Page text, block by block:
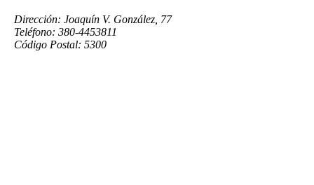
Dirección: Joaquín V. González, 77
Teléfono: 380-4453811
Código Postal: 5300